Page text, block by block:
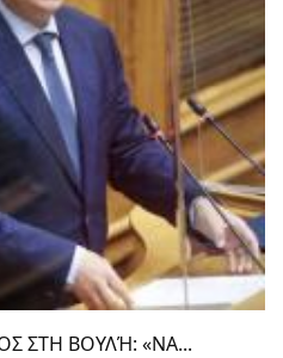
ΣΤΗ ΒΟΥΛΉ: «ΝΑ...